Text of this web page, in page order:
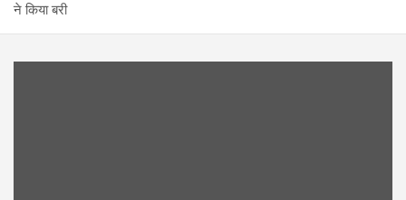
ने किया बरी